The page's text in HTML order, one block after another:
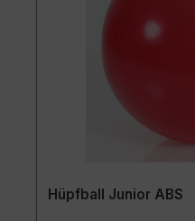
Hüpfball Junior ABS